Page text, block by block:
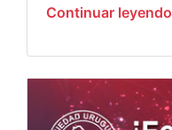
Continuar leyendo